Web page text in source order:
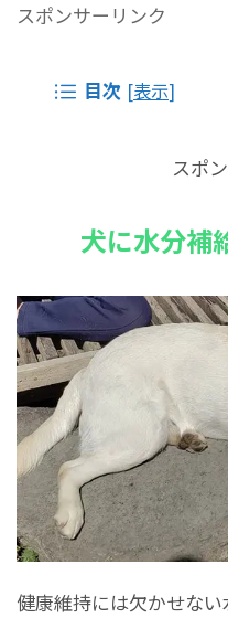
スポンサーリンク
目次 [表示]
スポ
犬に水分補
健康維持には欠かせない